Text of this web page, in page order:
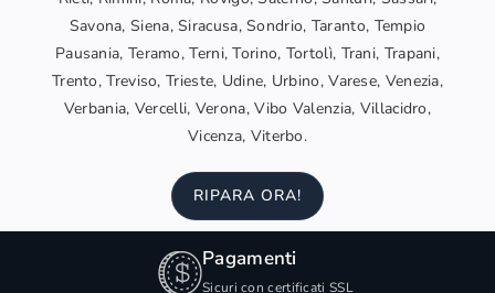
Savona, Siena, Siracusa, Sondrio, Taranto, Tempio
Pausania, Teramo, Terni, Torino, Tortolì, Trani, Trapani,
Trento, Treviso, Trieste, Udine, Urbino, Varese, Venezia,
Verbania, Vercelli, Verona, Vibo Valenzia, Villacidro,
Vicenza, Viterbo.
RIPARA ORA!
Pagamenti
Sicuri con certificati SSL